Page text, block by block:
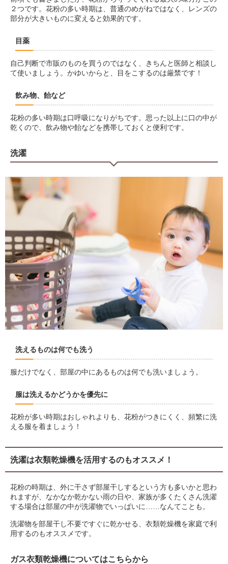
２つです。花粉の多い時期は、普通のめがねではなく、レンズの
部分が大きいものに変えると効果的です。
目薬
自己判断で市販のものを買うのではなく、きちんと医師と相談し
て使いましょう。かゆいからと、目をこするのは厳禁です！
飲み物、飴など
花粉の多い時期は口呼吸になりがちです。思った以上に口の中が
乾くので、飲み物や飴などを携帯しておくと便利です。
洗濯
洗えるものは何でも洗う
服だけでなく、部屋の中にあるものは何でも洗いましょう。
服は洗えるかどうかを優先に
花粉が多い時期はおしゃれよりも、花粉がつきにくく、頻繁に洗
える服を着ましょう！
洗濯は衣類乾燥機を活用するのもオススメ！
花粉の時期は、外に干さず部屋干しするという方も多いかと思わ
れますが、なかなか乾かない雨の日や、家族が多くたくさん洗濯
する場合は部屋の中が洗濯物でいっぱいに……なんてことも。
洗濯物を部屋干し不要ですぐに乾かせる、衣類乾燥機を家庭で利
用するのもオススメです。
ガス衣類乾燥機についてはこちらから